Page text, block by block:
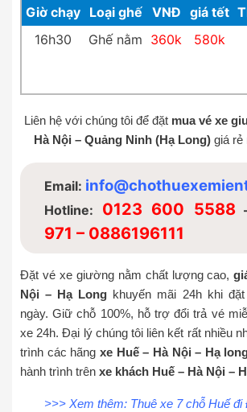
Giờ chạy Loại ghế VNĐ giá tết
16h30
Ghế nằm 360k 580k
Liên hệ với chúng tôi để đặt mua vé xe
Hà Nội – Quảng Ninh (Hạ Long) giá rẻ
Email:
Hotline: 0123 600 5588
971 – 0886196111
Đặt vé xe giường nằm chất lượng cao,
Nội – Hạ Long khuyến mãi 24h khi
ngày. Giữ chỗ 100%, hỗ trợ đổi trả vé
xe 24h. Đại lý chúng tôi liên kết rất nhiều
trình các hãng xe Huế – Hà Nội – Hạ
hành trình trên xe khách Huế – Hà Nội –
>>> Xem thêm: Thuê xe 7 chỗ Huế đi